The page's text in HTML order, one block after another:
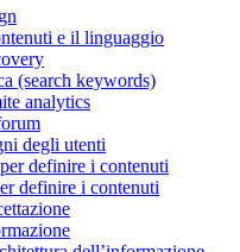
e il linguaggio
(search keywords)
analytics
degli utenti
definire i contenuti
definire i contenuti